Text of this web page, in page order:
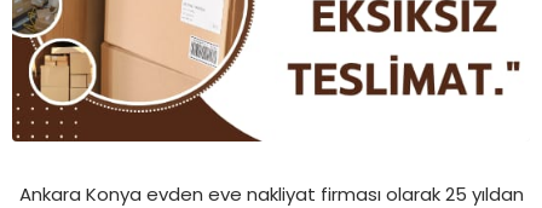
Ankara Konya evden eve nakliyat firması olarak 25 yıldan